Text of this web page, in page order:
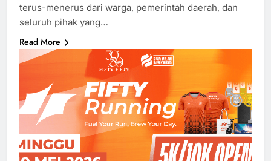
terus-menerus dari warga, pemerintah daerah, dan
seluruh pihak yang…
Read More